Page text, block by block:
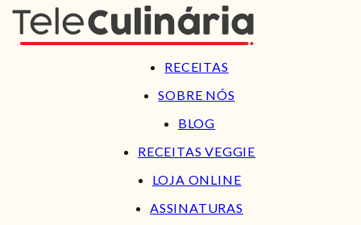
RECEITAS
SOBRE NÓS
BLOG
RECEITAS VEGGIE
LOJA ONLINE
ASSINATURAS